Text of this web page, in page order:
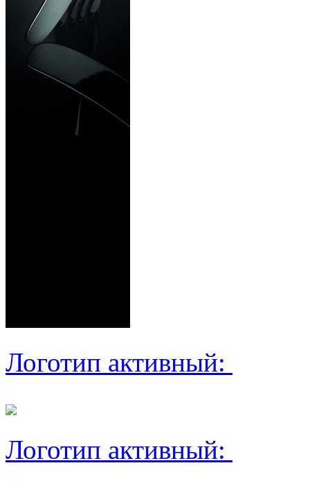
Логотип активный:
Логотип активный: